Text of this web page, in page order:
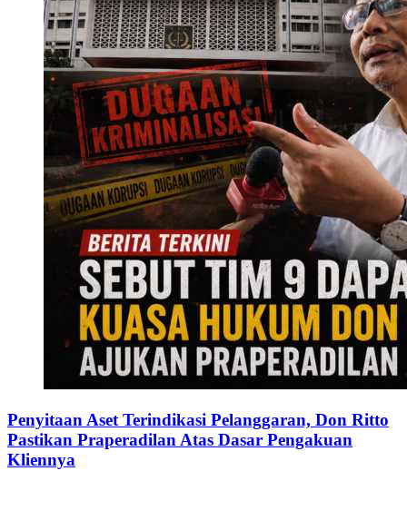
Penyitaan Aset Terindikasi Pelanggaran, Don Ritto
Pastikan Praperadilan Atas Dasar Pengakuan
Kliennya